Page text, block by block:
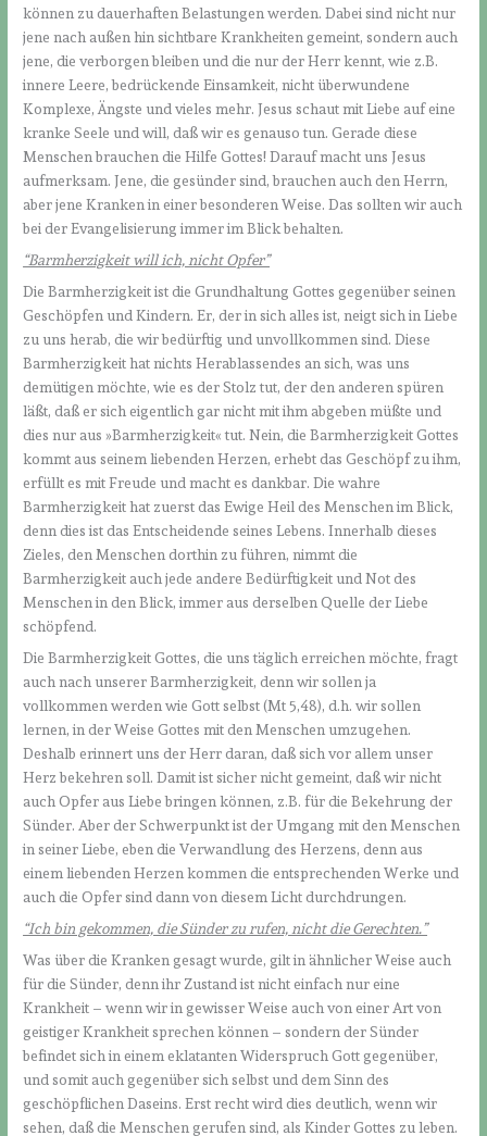
können zu dauerhaften Belastungen werden. Dabei sind nicht nur
jene nach außen hin sichtbare Krankheiten gemeint, sondern auch
jene, die verborgen bleiben und die nur der Herr kennt, wie z.B.
innere Leere, bedrückende Einsamkeit, nicht überwundene
Komplexe, Ängste und vieles mehr. Jesus schaut mit Liebe auf eine
kranke Seele und will, daß wir es genauso tun. Gerade diese
Menschen brauchen die Hilfe Gottes! Darauf macht uns Jesus
aufmerksam. Jene, die gesünder sind, brauchen auch den Herrn,
aber jene Kranken in einer besonderen Weise. Das sollten wir auch
bei der Evangelisierung immer im Blick behalten.
“Barmherzigkeit will ich, nicht Opfer”
Die Barmherzigkeit ist die Grundhaltung Gottes gegenüber seinen
Geschöpfen und Kindern. Er, der in sich alles ist, neigt sich in Liebe
zu uns herab, die wir bedürftig und unvollkommen sind. Diese
Barmherzigkeit hat nichts Herablassendes an sich, was uns
demütigen möchte, wie es der Stolz tut, der den anderen spüren
läßt, daß er sich eigentlich gar nicht mit ihm abgeben müßte und
dies nur aus »Barmherzigkeit« tut. Nein, die Barmherzigkeit Gottes
kommt aus seinem liebenden Herzen, erhebt das Geschöpf zu ihm,
erfüllt es mit Freude und macht es dankbar. Die wahre
Barmherzigkeit hat zuerst das Ewige Heil des Menschen im Blick,
denn dies ist das Entscheidende seines Lebens. Innerhalb dieses
Zieles, den Menschen dorthin zu führen, nimmt die
Barmherzigkeit auch jede andere Bedürftigkeit und Not des
Menschen in den Blick, immer aus derselben Quelle der Liebe
schöpfend.
Die Barmherzigkeit Gottes, die uns täglich erreichen möchte, fragt
auch nach unserer Barmherzigkeit, denn wir sollen ja
vollkommen werden wie Gott selbst (Mt 5,48), d.h. wir sollen
lernen, in der Weise Gottes mit den Menschen umzugehen.
Deshalb erinnert uns der Herr daran, daß sich vor allem unser
Herz bekehren soll. Damit ist sicher nicht gemeint, daß wir nicht
auch Opfer aus Liebe bringen können, z.B. für die Bekehrung der
Sünder. Aber der Schwerpunkt ist der Umgang mit den Menschen
in seiner Liebe, eben die Verwandlung des Herzens, denn aus
einem liebenden Herzen kommen die entsprechenden Werke und
auch die Opfer sind dann von diesem Licht durchdrungen.
“Ich bin gekommen, die Sünder zu rufen, nicht die Gerechten.”
Was über die Kranken gesagt wurde, gilt in ähnlicher Weise auch
für die Sünder, denn ihr Zustand ist nicht einfach nur eine
Krankheit – wenn wir in gewisser Weise auch von einer Art von
geistiger Krankheit sprechen können – sondern der Sünder
befindet sich in einem eklatanten Widerspruch Gott gegenüber,
und somit auch gegenüber sich selbst und dem Sinn des
geschöpflichen Daseins. Erst recht wird dies deutlich, wenn wir
sehen, daß die Menschen gerufen sind, als Kinder Gottes zu leben.